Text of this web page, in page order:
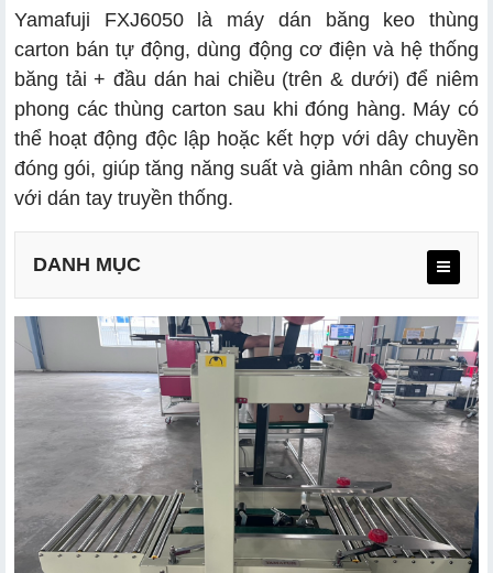
Yamafuji FXJ6050 là máy dán băng keo thùng
carton bán tự động, dùng động cơ điện và hệ thống
băng tải + đầu dán hai chiều (trên & dưới) để niêm
phong các thùng carton sau khi đóng hàng. Máy có
thể hoạt động độc lập hoặc kết hợp với dây chuyền
đóng gói, giúp tăng năng suất và giảm nhân công so
với dán tay truyền thống.
DANH MỤC